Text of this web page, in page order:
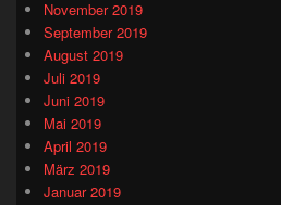
November 2019
September 2019
August 2019
Juli 2019
Juni 2019
Mai 2019
April 2019
März 2019
Januar 2019